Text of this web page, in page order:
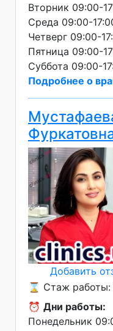
Вторник 09:00-
Среда 09:00-
Четверг 09:00-
Пятница 09:00-
Суббота 09:00-
Подробнее о
Добавить
⌛ Стаж работы:
⏰ Дни работы:
Понедельник